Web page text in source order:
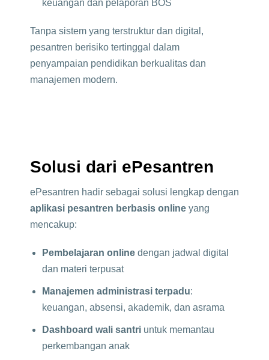
keuangan dan pelaporan BOS
Tanpa sistem yang terstruktur dan digital,
pesantren berisiko tertinggal dalam
penyampaian pendidikan berkualitas dan
manajemen modern.
Solusi dari ePesantren
ePesantren hadir sebagai solusi lengkap dengan
aplikasi pesantren berbasis online yang
mencakup:
Pembelajaran online dengan jadwal digital
dan materi terpusat
Manajemen administrasi terpadu:
keuangan, absensi, akademik, dan asrama
Dashboard wali santri untuk memantau
perkembangan anak